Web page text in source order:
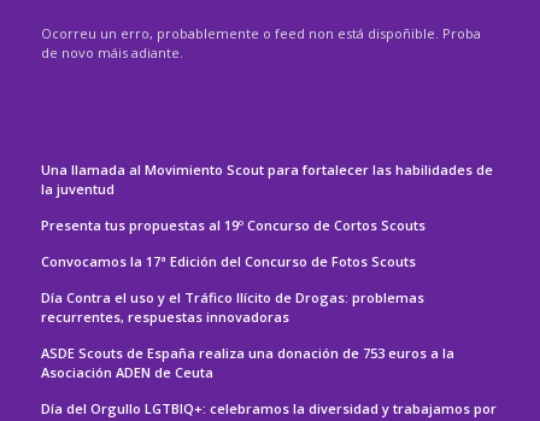
Ocorreu un erro, probablemente o feed non está dispoñible. Proba
de novo máis adiante.
Una llamada al Movimiento Scout para fortalecer las habilidades de
la juventud
Presenta tus propuestas al 19º Concurso de Cortos Scouts
Convocamos la 17ª Edición del Concurso de Fotos Scouts
Día Contra el uso y el Tráfico Ilícito de Drogas: problemas
recurrentes, respuestas innovadoras
ASDE Scouts de España realiza una donación de 753 euros a la
Asociación ADEN de Ceuta
Día del Orgullo LGTBIQ+: celebramos la diversidad y trabajamos por